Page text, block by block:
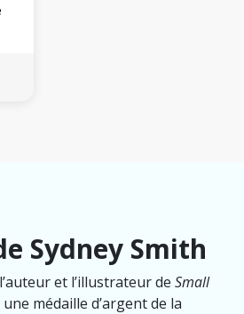
Sydney Smith
et l’illustrateur de Small
médaille d’argent de la